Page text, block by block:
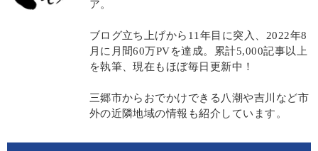
ア。
ブログ立ち上げから11年目に突入、2022年8
月に月間60万PVを達成。累計5,000記事以上
を執筆、現在もほぼ毎日更新中！
三郷市からおでかけできる八潮や吉川など市
外の近隣地域の情報も紹介しています。